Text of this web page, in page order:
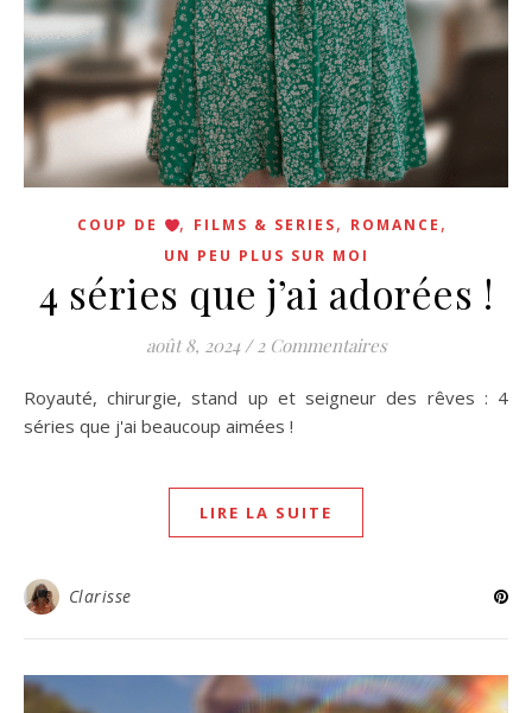
COUP DE , FILMS & SERIES, ROMANCE ,
UN PEU PLUS SUR MOI
4 séries que j’ai adorées !
août 8, 2024 / 2 Commentaires
Royauté, chirurgie, stand up et seigneur des rêves : 4
séries que j'ai beaucoup aimées !
LIRE LA SUITE
Clarisse